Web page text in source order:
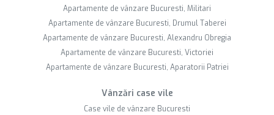
Apartamente de vânzare Bucuresti, Militari
Apartamente de vânzare Bucuresti, Drumul Taberei
Apartamente de vânzare Bucuresti, Alexandru Obregia
Apartamente de vânzare Bucuresti, Victoriei
Apartamente de vânzare Bucuresti, Aparatorii Patriei
Vânzări case vile
Case vile de vânzare Bucuresti